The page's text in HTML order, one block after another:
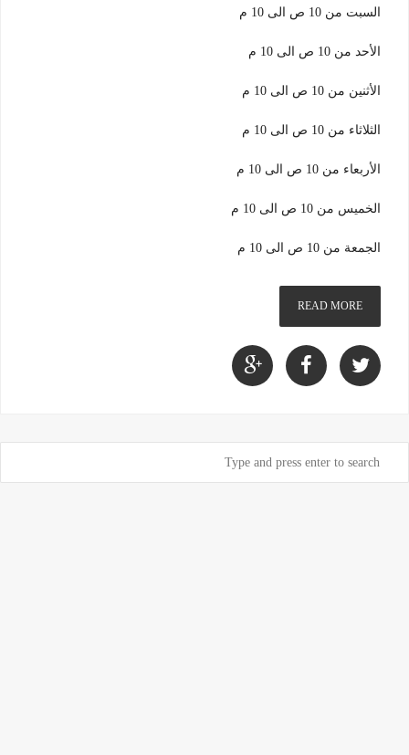
السبت من 10 ص الى 10 م
الأحد من 10 ص الى 10 م
الأثنين من 10 ص الى 10 م
الثلاثاء من 10 ص الى 10 م
الأربعاء من 10 ص الى 10 م
الخميس من 10 ص الى 10 م
الجمعة من 10 ص الى 10 م
READ MORE